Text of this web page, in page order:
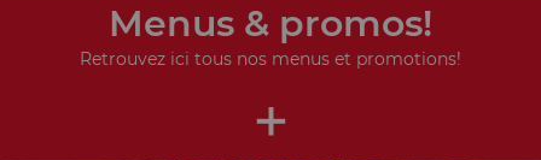
Menus & promos!
Retrouvez ici tous nos menus et promotions!
+